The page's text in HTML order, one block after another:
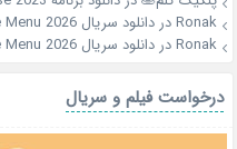
Ronakدردانلود سریال Love on the Menu 2026
Ronakدردانلود سریال Love on the Menu 2026
درخواست فیلم و سریال